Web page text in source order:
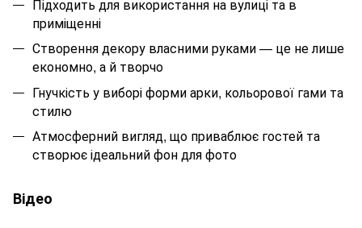
Підходить для використання на вулиці та в
приміщенні
Створення декору власними руками — це не лише
економно, а й творчо
Гнучкість у виборі форми арки, кольорової гами та
стилю
Атмосферний вигляд, що приваблює гостей та
створює ідеальний фон для фото
Відео